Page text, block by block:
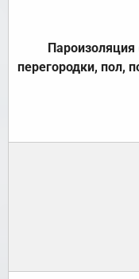
Пароизоляция
перегородки, пол,